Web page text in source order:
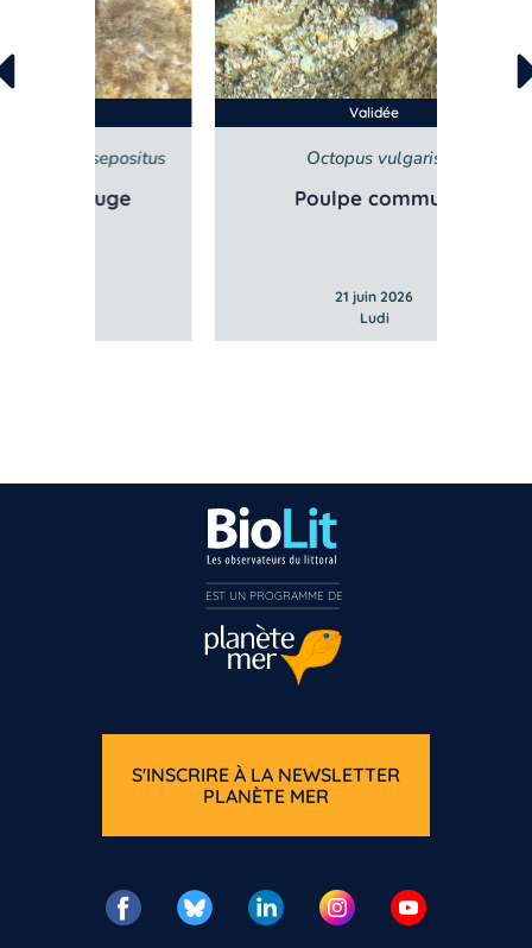
Octopus vulgaris
Poulpe commun
S'INSCRIRE À LA NEWSLETTER
PLANÈTE MER